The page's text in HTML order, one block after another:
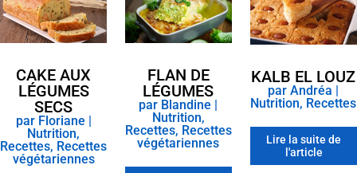
CAKE AUX
LÉGUMES
SECS
par Floriane
Nutrition,
Recettes, Recettes
végétariennes
FLAN DE
LÉGUMES
par Blandine
Nutrition,
Recettes, Recettes
végétariennes
KALB EL LOUZ
parAndréa
Nutrition, Recettes
Lire la suite de
l'article